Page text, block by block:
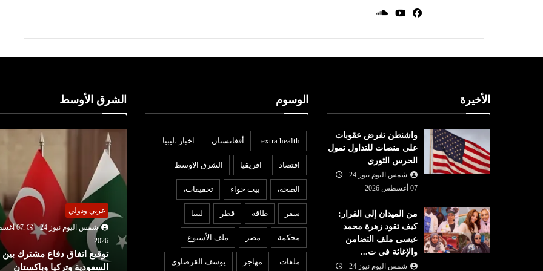
الأخيرة
واشنطن تفرض عقوبات
على منصات للتداول تمول
الحرس الثوري
شمس اليوم نيوز 24
07 أغسطس 2026
من الميدان إلى القرار:
كيف تقود زهرة محمد
عيسى ملف التضامن
والإغاثة في ت...
شمس اليوم نيوز 24
الوسوم
extra health أفغانستان اخبار ،ليبيا
افتصاد افريقيا الشرق الاوسط
الصحة، بيت حواء تحقيقات،
سفر طاقة قطر ليبيا
محكمة مصر ملف الأسبوع
ملفات مهاجر يوسف القرضاوي
الشرق الأوسط
07 أغسطس
شمس اليوم نيوز 24
07 أغسطس
2026
من الميدان إلى القرار: كيف تقود
زهرة محمد عيسى ملف التضامن
والإغاثة في ت...
عربي ودولي
شمس اليوم نيوز 24
07 أغسطس
توقيع اتفاق دفاع مشترك بين
السعودية وتركيا وباكستان
بنوك ومؤسسات
شمس اليوم نيوز 24
07
2026
بنك تونس العربي (ATB) يعزز
التزامه تجاه صيادلة القطاع
الخاص عبر شراكة مع ...